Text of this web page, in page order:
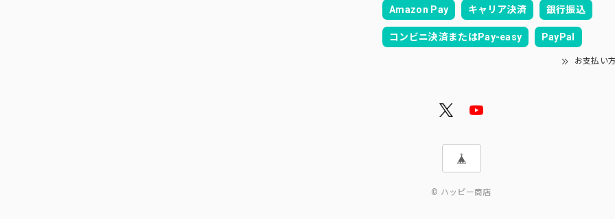
Amazon Pay キャリア決済 銀行振込
コンビニ決済またはPay-easy PayPal
お支払い
© ハッピー商店